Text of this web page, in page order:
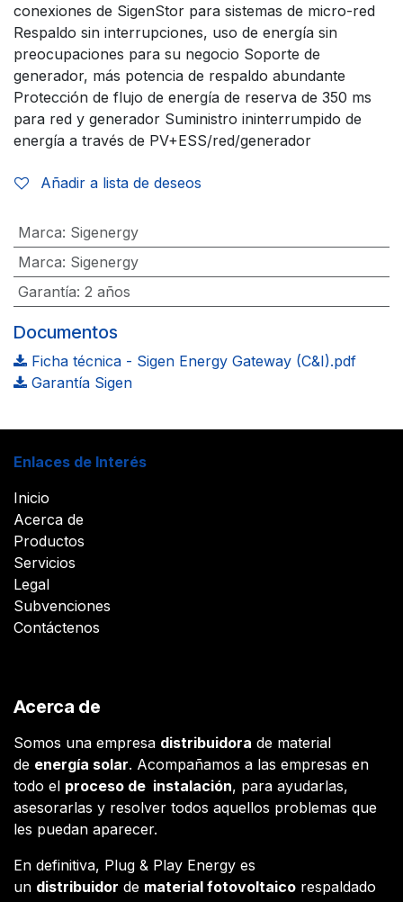
conexiones de SigenStor para sistemas de micro-red
Respaldo sin interrupciones, uso de energía sin
preocupaciones para su negocio Soporte de
generador, más potencia de respaldo abundante
Protección de flujo de energía de reserva de 350 ms
para red y generador Suministro ininterrumpido de
energía a través de PV+ESS/red/generador
Añadir a lista de deseos
Marca: Sigenergy
Marca: Sigenergy
Garantía: 2 años
Documentos
Ficha técnica - Sigen Energy Gateway (C&I).pdf
Garantía Sigen
Enlaces de Interés
Inicio
Acerca de
Productos
Servicios
Legal
Subvenciones
Contáctenos
Acerca de
Somos una empresa distribuidora de material
de energía solar. Acompañamos a las empresas en
todo el proceso de instalación, para ayudarlas,
asesorarlas y resolver todos aquellos problemas que
les puedan aparecer.
En definitiva, Plug & Play Energy es
un distribuidor de material fotovoltaico respaldado